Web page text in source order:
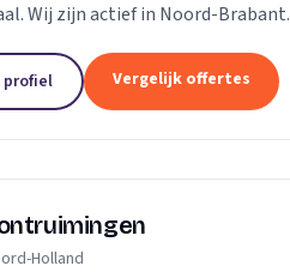
Wij zijn actief in Noord-Brabant.
profiel Vergelijk offertes
Holland